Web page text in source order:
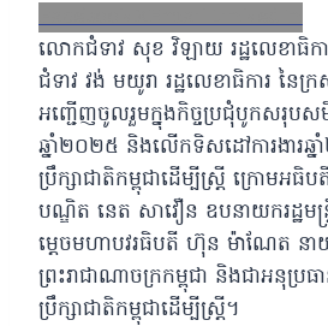
FacebookXEmailLinkedIn
លោកជំទាវ សុខ វិឡាយ រដ្ឋលេខាធិក
ជំទាវ វង់ មយូរា រដ្ឋលេខាធិការ នៃក្
អញ្ជើញចូលរួមក្នុងកិច្ចប្រជុំបូកសរុបសមិ
ឆ្នាំ២០២៥ និងលើកទិសដៅការងារឆ្
ប្រឹក្សាជាតិកម្ពុជាដើម្បីស្រ្តី ក្រោមអធិ
បណ្ឌិត នេត សាវឿន ឧបនាយករដ្ឋម
ម្តេចមហាបវរធិបតី ហ៊ុន ម៉ាណែត នាយ
ព្រះរាជាណាចក្រកម្ពុជា និងជាអនុប្
ប្រឹក្សាជាតិកម្ពុជាដើម្បីស្ត្រី។